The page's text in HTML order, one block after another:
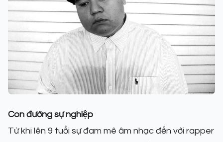
Con đường sự nghiệp
Từ khi lên 9 tuổi sự đam mê âm nhạc đến với rapper